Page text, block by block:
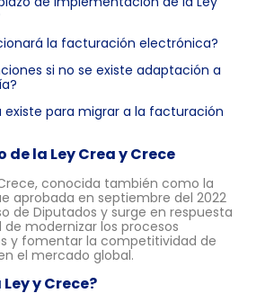
la facturación electrónica?
si no se existe adaptación a
existe para migrar a la facturación
de la Ley Crea y Crece
conocida también como la
aprobada en septiembre del 2022
de Diputados y surge en respuesta
modernizar los procesos
y fomentar la competitividad de
el mercado global.
Ley y Crece?